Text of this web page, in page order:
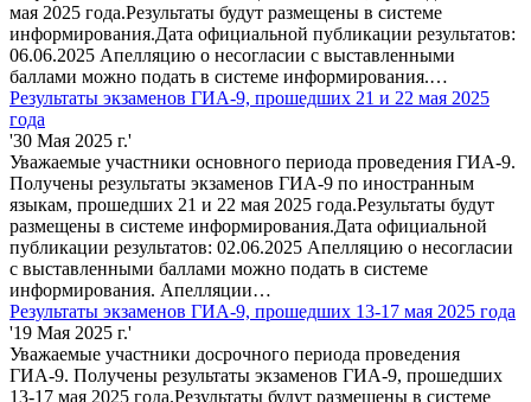
мая 2025 года.Результаты будут размещены в системе
информирования.Дата официальной публикации результатов:
06.06.2025 Апелляцию о несогласии с выставленными
баллами можно подать в системе информирования.…
Результаты экзаменов ГИА-9, прошедших 21 и 22 мая 2025
года
'30 Мая 2025 г.'
Уважаемые участники основного периода проведения ГИА-9.
Получены результаты экзаменов ГИА-9 по иностранным
языкам, прошедших 21 и 22 мая 2025 года.Результаты будут
размещены в системе информирования.Дата официальной
публикации результатов: 02.06.2025 Апелляцию о несогласии
с выставленными баллами можно подать в системе
информирования. Апелляции…
Результаты экзаменов ГИА-9, прошедших 13-17 мая 2025 года
'19 Мая 2025 г.'
Уважаемые участники досрочного периода проведения
ГИА-9. Получены результаты экзаменов ГИА-9, прошедших
13-17 мая 2025 года.Результаты будут размещены в системе